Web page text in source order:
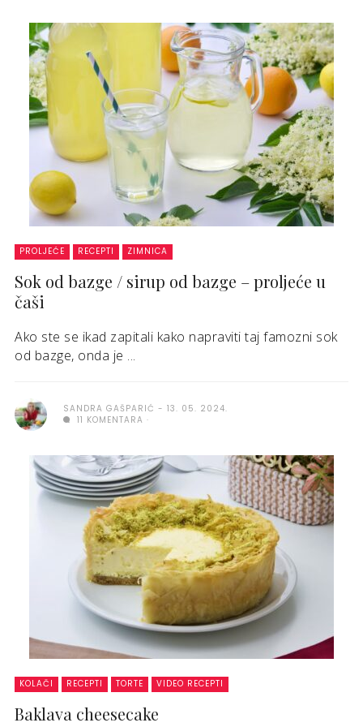
PROLJEĆE RECEPTI ZIMNICA
Sok od bazge / sirup od bazge – proljeće u
čaši
Ako ste se ikad zapitali kako napraviti taj famozni sok
od bazge, onda je ...
SANDRA GAŠPARIĆ
13. 05. 2024.
11 KOMENTARA
KOLAČI RECEPTI TORTE VIDEO RECEPTI
Baklava cheesecake